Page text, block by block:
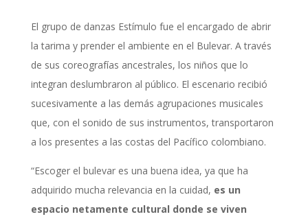
El grupo de danzas Estímulo fue el encargado de abrir
la tarima y prender el ambiente en el Bulevar. A través
de sus coreografías ancestrales, los niños que lo
integran deslumbraron al público. El escenario recibió
sucesivamente a las demás agrupaciones musicales
que, con el sonido de sus instrumentos, transportaron
a los presentes a las costas del Pacífico colombiano.
“Escoger el bulevar es una buena idea, ya que ha
adquirido mucha relevancia en la cuidad, es un
espacio netamente cultural donde se viven